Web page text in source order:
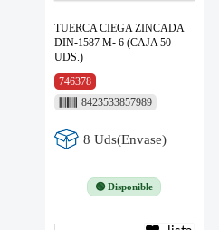
TUERCA CIEGA ZINCADA
DIN-1587 M- 6 (CAJA 50
UDS.)
746378
8423533857989
8 Uds(Envase)
🟢 Disponible